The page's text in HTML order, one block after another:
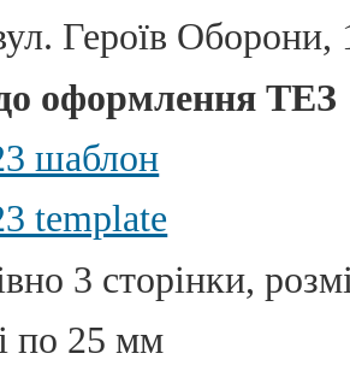
Героїв Оборони,
оформлення ТЕЗ
шаблон
template
3 сторінки,
по 25 мм